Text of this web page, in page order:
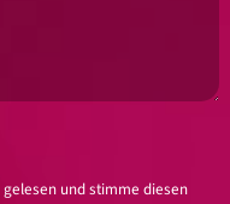
gelesen und stimme diesen